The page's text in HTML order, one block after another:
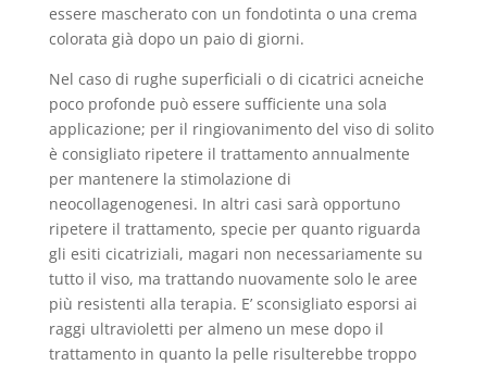
essere mascherato con un fondotinta o una crema
colorata già dopo un paio di giorni.
Nel caso di rughe superficiali o di cicatrici acneiche
poco profonde può essere sufficiente una sola
applicazione; per il ringiovanimento del viso di solito
è consigliato ripetere il trattamento annualmente
per mantenere la stimolazione di
neocollagenogenesi. In altri casi sarà opportuno
ripetere il trattamento, specie per quanto riguarda
gli esiti cicatriziali, magari non necessariamente su
tutto il viso, ma trattando nuovamente solo le aree
più resistenti alla terapia. E’ sconsigliato esporsi ai
raggi ultravioletti per almeno un mese dopo il
trattamento in quanto la pelle risulterebbe troppo